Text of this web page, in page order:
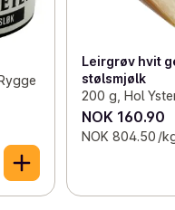
Leirgrøv hvit
stølsmjølk
200 g, Hol
NOK 160.90
NOK 804.50 /